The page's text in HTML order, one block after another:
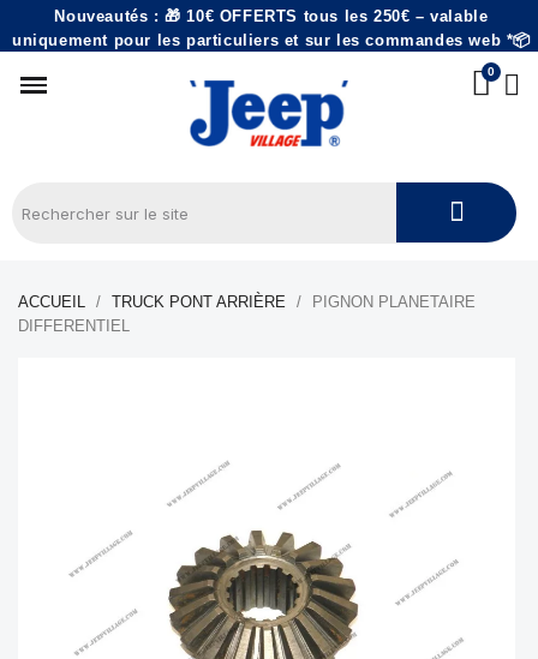
Nouveautés : 🎁 10€ OFFERTS tous les 250€ – valable
uniquement pour les particuliers et sur les commandes web *📦
ACCUEIL TRUCK PONT ARRIÈRE
PIGNON PLANETAIRE
DIFFERENTIEL